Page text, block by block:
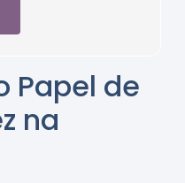
Papel de
na